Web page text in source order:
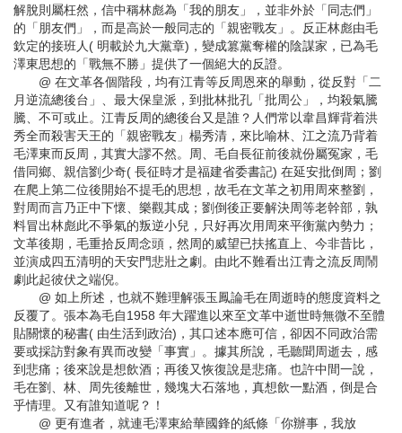
解脫則屬枉然，信中稱林彪為「我的朋友」，並非外於「同志們」
的「朋友們」，而是高於一般同志的「親密戰友」。反正林彪由毛
欽定的接班人( 明載於九大黨章)，變成篡黨奪權的陰謀家，已為毛
澤東思想的「戰無不勝」提供了一個絕大的反證。
@ 在文革各個階段，均有江青等反周恩來的舉動，從反對「二
月逆流總後台」、最大保皇派，到批林批孔「批周公」，均殺氣騰
騰、不可或止。江青反周的總後台又是誰？人們常以韋昌輝背着洪
秀全而殺害天王的「親密戰友」楊秀清，來比喻林、江之流乃背着
毛澤東而反周，其實大謬不然。周、毛自長征前後就份屬冤家，毛
借同鄉、親信劉少奇( 長征時才是福建省委書記) 在延安批倒周；劉
在爬上第二位後開始不提毛的思想，故毛在文革之初用周來整劉，
對周而言乃正中下懷、樂觀其成；劉倒後正要解決周等老幹部，孰
料冒出林彪此不爭氣的叛逆小兒，只好再次用周來平衡黨內勢力；
文革後期，毛重拾反周念頭，然周的威望已扶搖直上、今非昔比，
並演成四五清明的天安門悲壯之劇。由此不難看出江青之流反周鬧
劇此起彼伏之端倪。
@ 如上所述，也就不難理解張玉鳳論毛在周逝時的態度資料之
反覆了。張本為毛自1958 年大躍進以來至文革中逝世時無微不至體
貼關懷的秘書( 由生活到政治)，其口述本應可信，卻因不同政治需
要或採訪對象有異而改變「事實」。據其所說，毛聽聞周逝去，感
到悲痛；後來說是想飲酒；再後又恢復說是悲痛。也許中間一說，
毛在劉、林、周先後離世，幾塊大石落地，真想飲一點酒，倒是合
乎情理。又有誰知道呢？！
@ 更有進者，就連毛澤東給華國鋒的紙條「你辦事，我放